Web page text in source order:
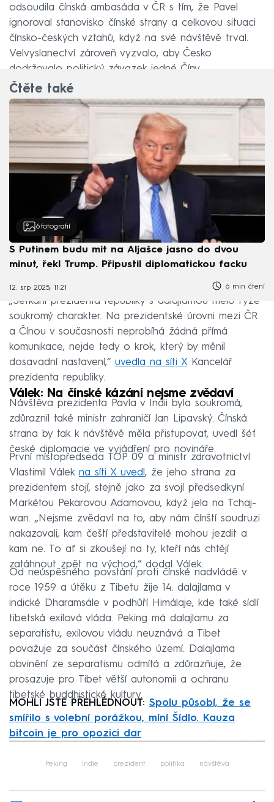
odsoudila čínská ambasáda v ČR s tím, že Pavel
ignoroval stanovisko čínské strany a celkovou situaci
čínsko-českých vztahů, když na své návštěvě trval.
Velvyslanectví zároveň vyzvalo, aby Česko
dodržovalo politický závazek jedné Číny.
Čtěte také
6 fotografií
S Putinem budu mít na Aljašce jasno do dvou
minut, řekl Trump. Připustil diplomatickou facku
12. srp 2025, 11:21 6 min čtení
„Setkání prezidenta republiky s dalajlamou mělo ryze
soukromý charakter. Na prezidentské úrovni mezi ČR
a Čínou v současnosti neprobíhá žádná přímá
komunikace, nejde tedy o krok, který by měnil
dosavadní nastavení,“ uvedla na síti X Kancelář
prezidenta republiky.
Válek: Na čínské kázání nejsme zvědaví
Návštěva prezidenta Pavla v Indii byla soukromá,
zdůraznil také ministr zahraničí Jan Lipavský. Čínská
strana by tak k návštěvě měla přistupovat, uvedl šéf
české diplomacie ve vyjádření pro novináře.
První místopředseda TOP 09 a ministr zdravotnictví
Vlastimil Válek na síti X uvedl, že jeho strana za
prezidentem stojí, stejně jako za svojí předsedkyní
Markétou Pekarovou Adamovou, když jela na Tchaj-
wan. „Nejsme zvědaví na to, aby nám čínští soudruzi
nakazovali, kam čeští představitelé mohou jezdit a
kam ne. To ať si zkoušejí na ty, kteří nás chtějí
zatáhnout zpět na východ,“ dodal Válek.
Od neúspěšného povstání proti čínské nadvládě v
roce 1959 a útěku z Tibetu žije 14. dalajlama v
indické Dharamsále v podhůří Himálaje, kde také sídlí
tibetská exilová vláda. Peking má dalajlamu za
separatistu, exilovou vládu neuznává a Tibet
považuje za součást čínského území. Dalajlama
obvinění ze separatismu odmítá a zdůrazňuje, že
prosazuje pro Tibet větší autonomii a ochranu
tibetské buddhistické kultury.
MOHLI JSTE PŘEHLÉDNOUT: Spolu působí, že se
smířilo s volební porážkou, míní Šídlo. Kauza
bitcoin je pro opozici dar
Peking Indie prezident politika návštěva